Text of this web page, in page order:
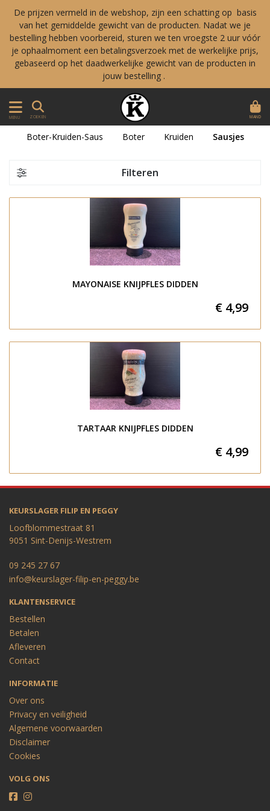
De prijzen vermeld in de webshop, zijn een schatting op basis
van het gemiddelde gewicht van de producten. Nadat we je
bestelling hebben voorbereid, sturen we ten vroegste 2 uur vóór
je ophaalmoment een betalingsverzoek met de werkelijke prijs,
gebaseerd op het daadwerkelijke gewicht van de producten in
jouw bestelling .
MENU ZOEKEN MAND
Boter-Kruiden-Saus Boter Kruiden Sausjes
Filteren
MAYONAISE KNIJPFLES DIDDEN
€ 4,99
TARTAAR KNIJPFLES DIDDEN
€ 4,99
KEURSLAGER FILIP EN PEGGY
Loofblommestraat 81
9051 Sint-Denijs-Westrem
09 245 27 67
info@keurslager-filip-en-peggy.be
KLANTENSERVICE
Bestellen
Betalen
Afleveren
Contact
INFORMATIE
Over ons
Privacy en veiligheid
Algemene voorwaarden
Disclaimer
Cookies
VOLG ONS